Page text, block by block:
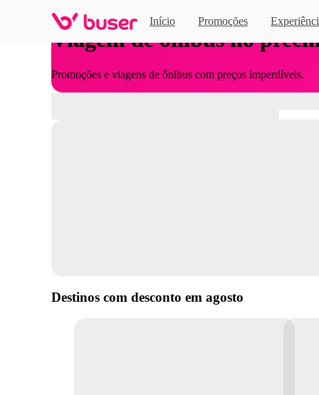
Início Promoções
Viagem de ônibus no
Promoções e viagens de ônibus com preços imperdíveis.
Destinos com desconto em agosto